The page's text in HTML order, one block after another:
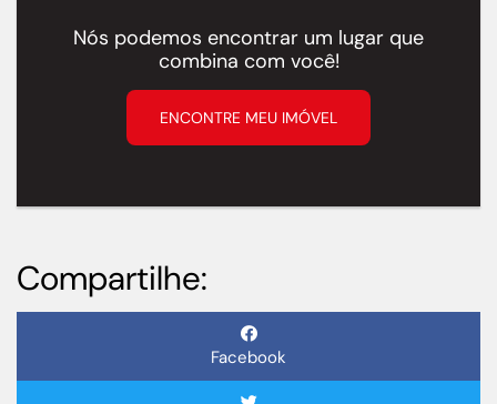
Nós podemos encontrar um lugar que
combina com você!
ENCONTRE MEU IMÓVEL
Compartilhe:
Facebook